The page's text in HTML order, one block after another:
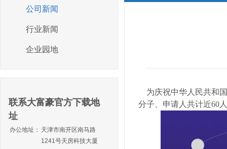
为庆祝中华人民共和国
分子、申请人共计近60
公司新闻
行业新闻
企业园地
联系大富豪官方下载地
址
办公地址： 天津市南开区南马路
1241号天房科技大厦